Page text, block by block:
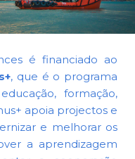
é financiado ao
, que é o programa
formação,
apoia projectos e
e melhorar os
a aprendizagem